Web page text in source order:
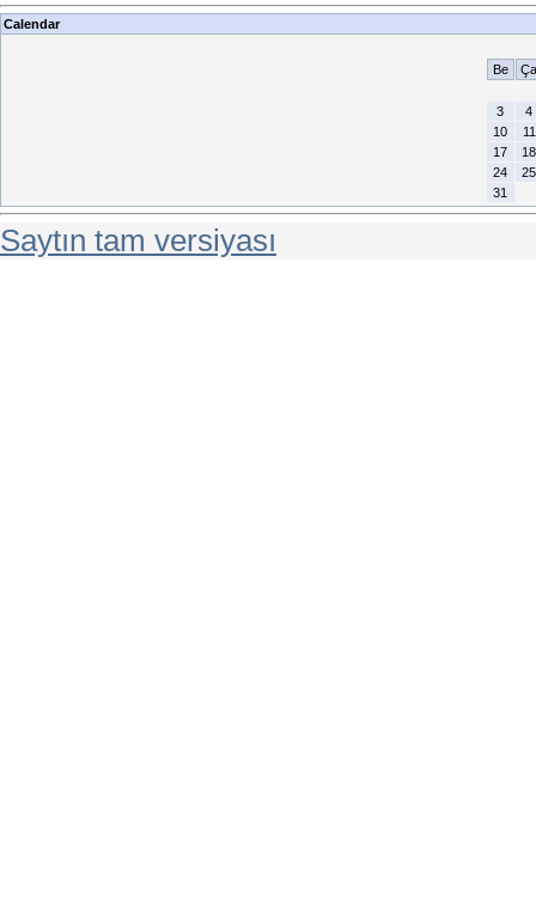
Calendar
Be Ça
3
4
10
11
17
18
24
25
31
Saytın tam versiyası